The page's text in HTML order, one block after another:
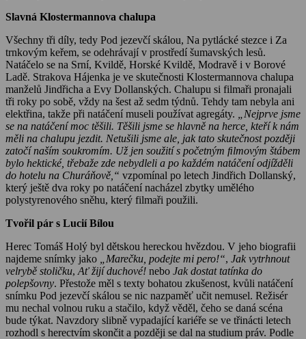
Slavná Klostermannova chalupa
Všechny tři díly, tedy Pod jezevčí skálou, Na pytlácké stezce i Za
trnkovým keřem, se odehrávají v prostředí šumavských lesů.
Natáčelo se na Srní, Kvildě, Horské Kvildě, Modravě i v Borové
Ladě. Strakova Hájenka je ve skutečnosti Klostermannova chalupa
manželů Jindřicha a Evy Dollanských. Chalupu si filmaři pronajali
tři roky po sobě, vždy na šest až sedm týdnů. Tehdy tam nebyla ani
elektřina, takže při natáčení museli používat agregáty.
„Nejprve jsme
se na natáčení moc těšili. Těšili jsme se hlavně na herce, kteří k nám
měli na chalupu jezdit. Netušili jsme ale, jak tato skutečnost později
zatočí naším soukromím. Už jen soužití s početným ﬁlmovým štábem
bylo hektické, třebaže zde nebydleli a po každém natáčení odjížděli
do hotelu na Churáňově,“ vzpomínal po letech Jindřich Dollanský,
který ještě dva roky po natáčení nacházel zbytky umělého
polystyrenového sněhu, který filmaři použili.
Tvořil pár s Lucií Bílou
Herec Tomáš Holý byl dětskou hereckou hvězdou. V jeho biografii
najdeme snímky jako
„Marečku, podejte mi pero!“, Jak vytrhnout
velrybě stoličku, Ať žijí duchové! nebo Jak dostat tatínka do
polepšovny. Přestože měl s texty bohatou zkušenost, kvůli natáčení
snímku Pod jezevčí skálou se nic nazpaměť učit nemusel. Režisér
mu nechal volnou ruku a stačilo, když věděl, čeho se daná scéna
bude týkat. Navzdory slibně vypadající kariéře se ve třinácti letech
rozhodl s herectvím skončit a později se dal na studium práv. Podle